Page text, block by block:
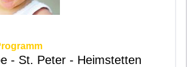
- St. Peter - Heimstetten